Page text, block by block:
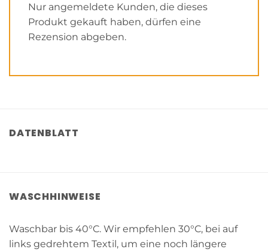
Nur angemeldete Kunden, die dieses
Produkt gekauft haben, dürfen eine
Rezension abgeben.
DATENBLATT
WASCHHINWEISE
Waschbar bis 40°C. Wir empfehlen 30°C, bei auf
links gedrehtem Textil, um eine noch längere